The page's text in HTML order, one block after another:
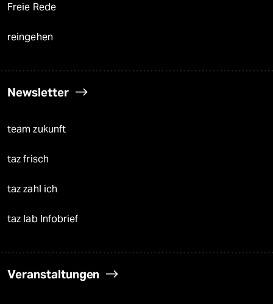
Freie Rede
reingehen
Newsletter
team zukunft
taz frisch
taz zahl ich
taz lab Infobrief
Veranstaltungen